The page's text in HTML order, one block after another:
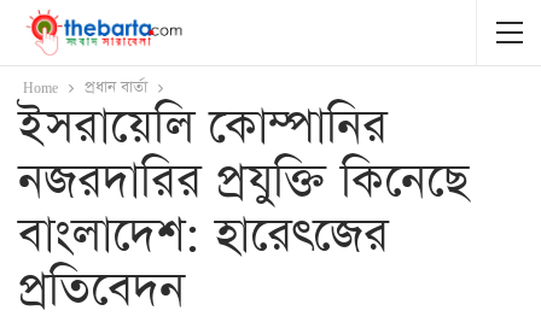
Home প্রধান বার্তা
ইসরায়েলি কোম্পানির
নজরদারির প্রযুক্তি কিনেছে
বাংলাদেশ: হারেৎজের
প্রতিবেদন